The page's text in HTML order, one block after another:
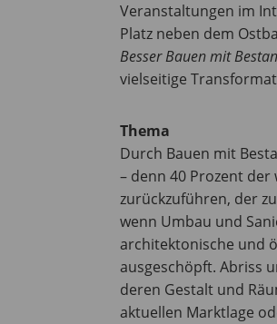
Veranstaltungen im
Platz neben dem
Besser Bauen mit
vielseitige
Thema
Durch Bauen mit
– denn 40 Prozent
zurückzuführen, der
wenn Umbau und
architektonische und
ausgeschöpft. Abriss
deren Gestalt und
aktuellen Marktlage